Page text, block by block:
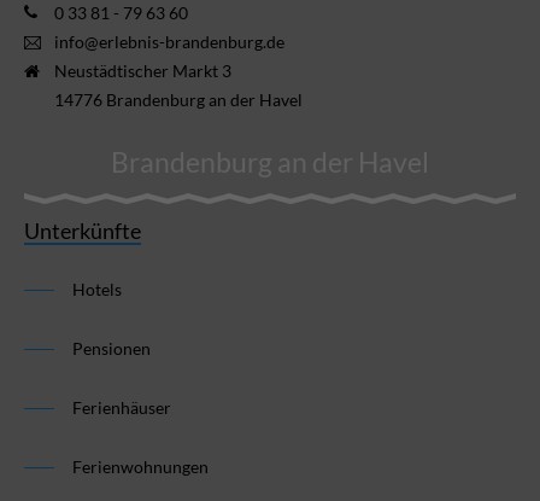
0 33 81 - 79 63 60
info@erlebnis-brandenburg.de
Neustädtischer Markt 3
14776 Brandenburg an der Havel
Brandenburg an der Havel
Unterkünfte
Hotels
Pensionen
Ferienhäuser
Ferienwohnungen